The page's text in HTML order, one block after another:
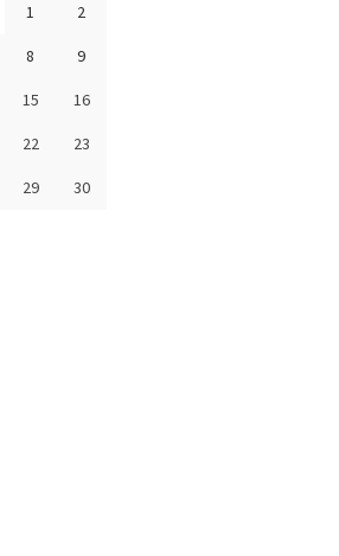
1 2
8 9
15 16
22 23
29 30